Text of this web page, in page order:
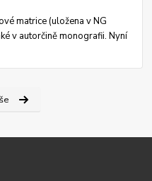
matrice (uložena v NG
v autorčině monografii. Nyní